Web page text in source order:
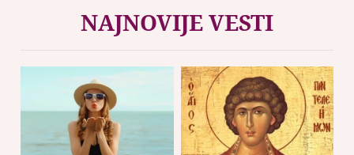
NAJNOVIJE VESTI